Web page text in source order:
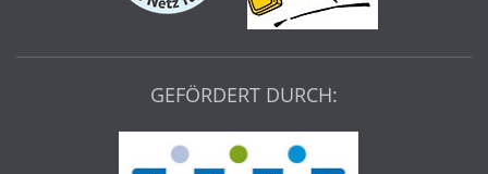
GEFÖRDERT DURCH: